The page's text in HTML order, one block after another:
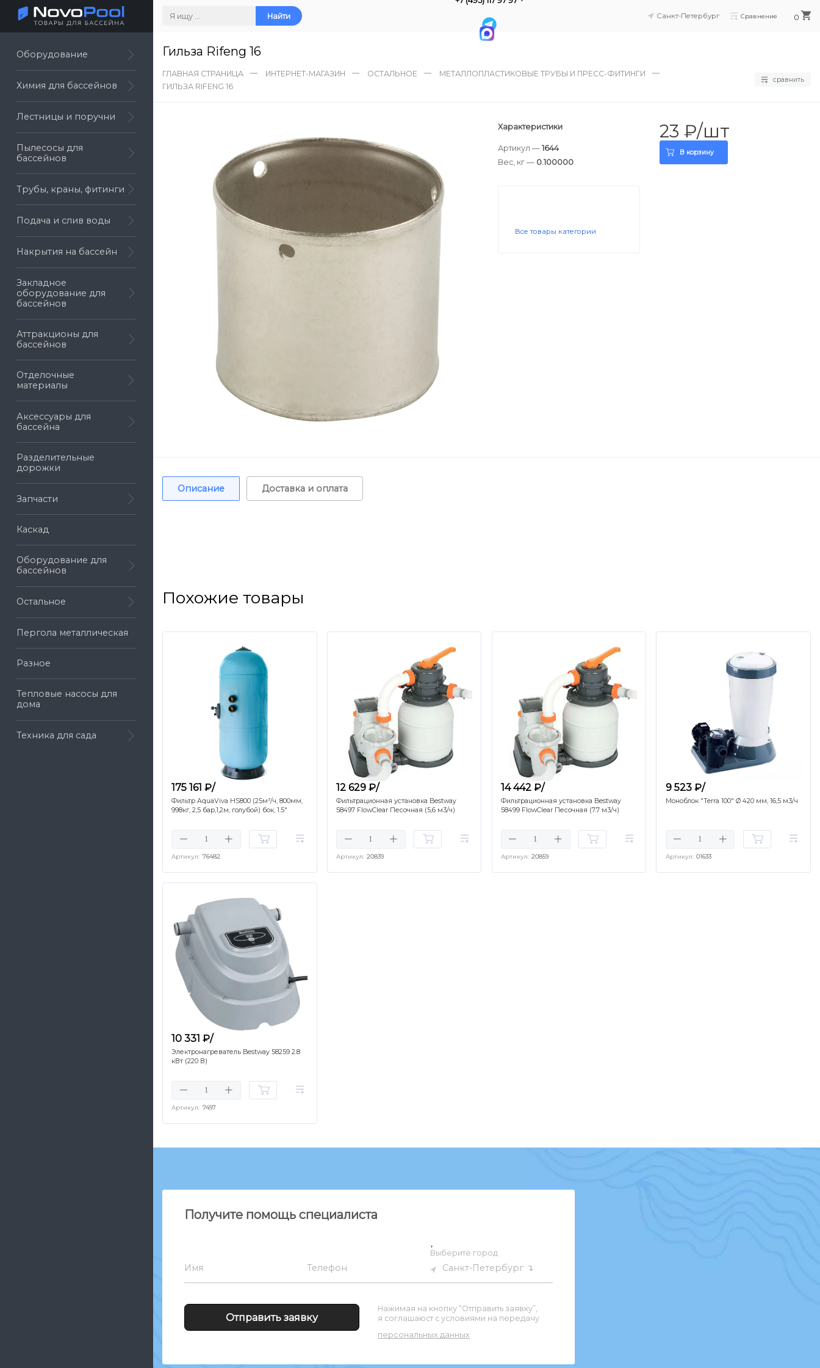
Найти Санкт-Петербург Сравнение 0
Оборудование
Химия для бассейнов
Лестницы и поручни
Пылесосы для
бассейнов
Трубы, краны, фитинги
Подача и слив воды
Накрытия на бассейн
Закладное
оборудование для
бассейнов
Аттракционы для
бассейнов
Отделочные
материалы
Аксессуары для
бассейна
Разделительные
дорожки
Запчасти
Каскад
Оборудование для
бассейнов
Остальное
Пергола металлическая
Разное
Тепловые насосы для
дома
Техника для сада
Гильза Rifeng 16
ГЛАВНАЯ СТРАНИЦА ИНТЕРНЕТ-МАГАЗИН ОСТАЛЬНОЕ
МЕТАЛЛОПЛАСТИКОВЫЕ ТРУБЫ И ПРЕСС-ФИТИНГИ
ГИЛЬЗА RIFENG 16
сравнить
Характеристики
Артикул —1644
Вес, кг — 0.100000
Все товары категории
23 ₽/шт
В корзину
Описание Доставка и оплата
Похожие товары
175 161 ₽/
Фильтр AquaViva HS800 (25м³/ч, 800мм,
998кг, 2,5 бар,1,2м, голубой) бок, 1.5"
Артикул: 76482
12 629 ₽/
Фильтрационная установка Bestway
58497 FlowClear Песочная (5,6 м3/ч)
Артикул: 20839
14 442 ₽/
Фильтрационная установка Bestway
58499 FlowClear Песочная (7.7 м3/ч)
Артикул: 20859
9 523 ₽/
Моноблок "Terra 100" Ø 420 мм, 16,5 м3/ч
Артикул: 01633
10 331 ₽/
Электронагреватель Bestway 58259 2.8
кВт (220 В)
Артикул: 7497
Получите помощь специалиста
Имя Телефон Санкт-Петербург
↑
Выберите город
Нажимая на кнопку “Отправить заявку”,
я соглашаюст с условиями на передачу
персональных данных